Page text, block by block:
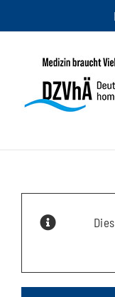
Inhalt